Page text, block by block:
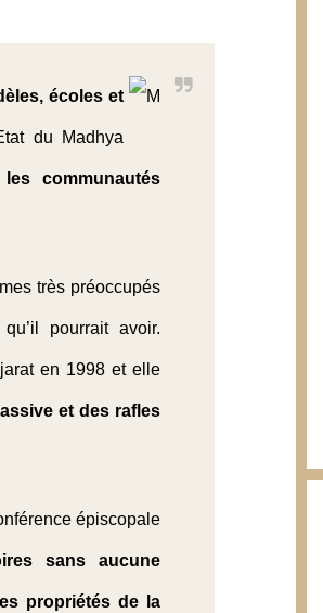
écoles et
du Madhya
communautés
très préoccupés
pourrait avoir.
en 1998 et elle
et des rafles
épiscopale
sans aucune
propriétés de la